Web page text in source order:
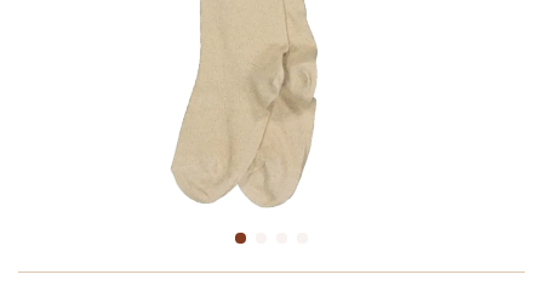
Ga naar het begin van de afbeeldingen-gallerij